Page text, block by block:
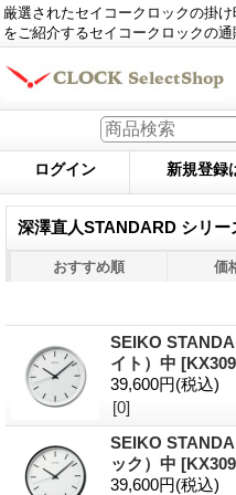
厳選されたセイコークロックの掛
をご紹介するセイコークロックの通
ログイン 新規登録
深澤直人STANDARD シリー
おすすめ順 価
SEIKO
イト）中
39,600円(税込)
[0]
SEIKO
ック）中
39,600円(税込)